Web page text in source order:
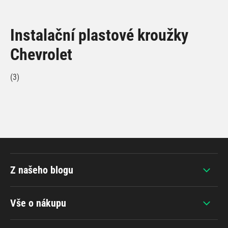
Instalační plastové kroužky
Chevrolet
(3)
Vše o nákupu
Z našeho blogu